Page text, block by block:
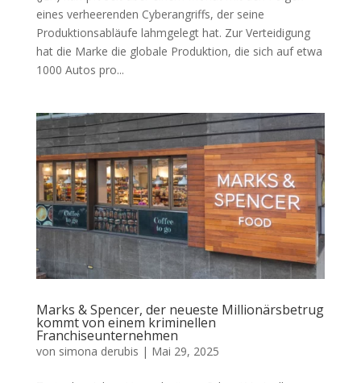
eines verheerenden Cyberangriffs, der seine
Produktionsabläufe lahmgelegt hat. Zur Verteidigung
hat die Marke die globale Produktion, die sich auf etwa
1000 Autos pro...
Marks & Spencer, der neueste Millionärsbetrug
kommt von einem kriminellen
Franchiseunternehmen
von simona derubis | Mai 29, 2025